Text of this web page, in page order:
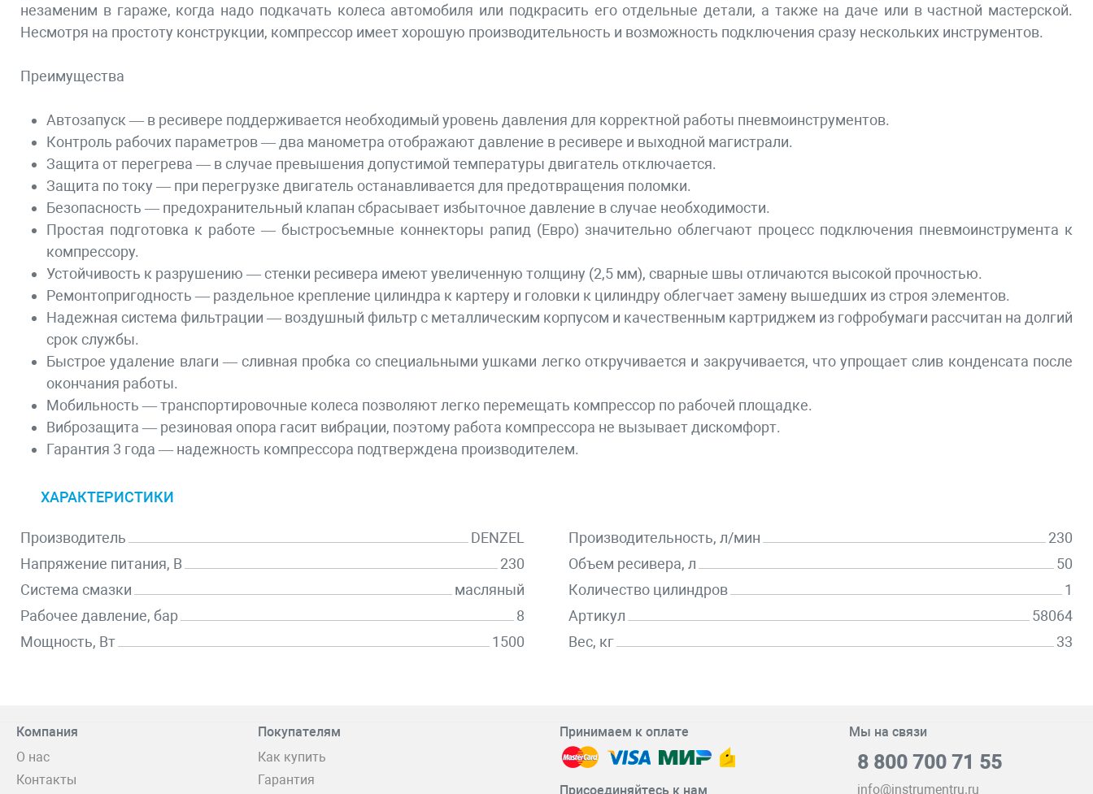
незаменим в гараже, когда надо подкачать колеса автомобиля или подкрасить его отдельные детали, а также на даче или в частной мастерской.
Несмотря на простоту конструкции, компрессор имеет хорошую производительность и возможность подключения сразу нескольких инструментов.
Преимущества
Автозапуск — в ресивере поддерживается необходимый уровень давления для корректной работы пневмоинструментов.
Контроль рабочих параметров — два манометра отображают давление в ресивере и выходной магистрали.
Защита от перегрева — в случае превышения допустимой температуры двигатель отключается.
Защита по току — при перегрузке двигатель останавливается для предотвращения поломки.
Безопасность — предохранительный клапан сбрасывает избыточное давление в случае необходимости.
Простая подготовка к работе — быстросъемные коннекторы рапид (Евро) значительно облегчают процесс подключения пневмоинструмента к
компрессору.
Устойчивость к разрушению — стенки ресивера имеют увеличенную толщину (2,5 мм), сварные швы отличаются высокой прочностью.
Ремонтопригодность — раздельное крепление цилиндра к картеру и головки к цилиндру облегчает замену вышедших из строя элементов.
Надежная система фильтрации — воздушный фильтр с металлическим корпусом и качественным картриджем из гофробумаги рассчитан на долгий
срок службы.
Быстрое удаление влаги — сливная пробка со специальными ушками легко откручивается и закручивается, что упрощает слив конденсата после
окончания работы.
Мобильность — транспортировочные колеса позволяют легко перемещать компрессор по рабочей площадке.
Виброзащита — резиновая опора гасит вибрации, поэтому работа компрессора не вызывает дискомфорт.
Гарантия 3 года — надежность компрессора подтверждена производителем.
ХАРАКТЕРИСТИКИ
Производитель
DENZEL
Напряжение питания, В
230
Система смазки
масляный
Рабочее давление, бар
8
Мощность, Вт
1500
Производительность, л/мин
230
Объем ресивера, л
50
Количество цилиндров
1
Артикул
58064
Вес, кг
33
Компания
О нас
Контакты
Покупателям
Как купить
Гарантия
Принимаем к оплате
Присоединяйтесь к нам
Мы на связи
8 800 700 71 55
info@instrumentru.ru